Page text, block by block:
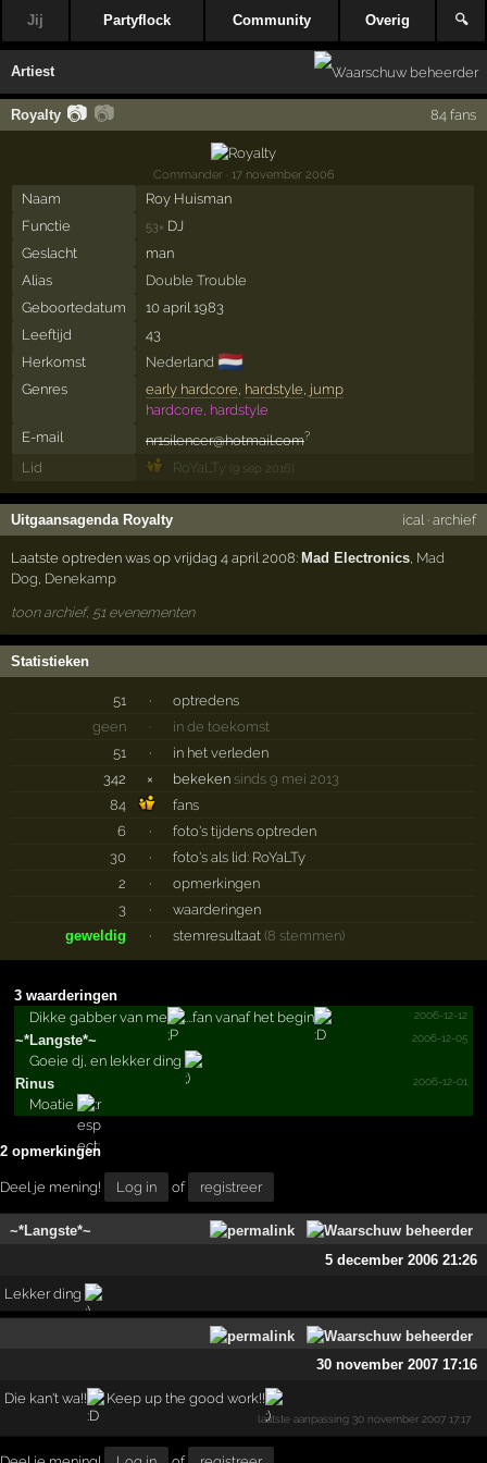
Jij Partyflock Community Overig 🔍
Artiest
Royalty 📷 📷 84 fans
Commander· 17 november 2006
Naam
Roy Huisman
Functie
53× DJ
Geslacht
man
Alias
Double Trouble
Geboortedatum
10 april 1983
Leeftijd
43
Herkomst
Nederland 🇳🇱
Genres early hardcore hardstyle jump
hardcore, hardstyle
E-mail
nr1silencer@hotmail.com?
Lid RoYaLTy (9 sep 2016)
Uitgaansagenda Royalty ical· archief
Laatste optreden was op vrijdag 4 april 2008:Mad Electronics Mad
Dog Denekamp
toon archief, 51 evenementen
Statistieken
51 ·
optredens
geen
·
in de toekomst
51
·
in het verleden
342
× bekeken sinds 9 mei 2013
84
fans
6
·
foto's tijdens optreden
30
·
foto's als lid: RoYaLTy
2
·
opmerkingen
3
·
waarderingen
geweldig
· stemresultaat (8 stemmen)
3 waarderingen
2006-12-12
Dikke gabber van me
....fan vanaf het begin
~*Langste*~
2006-12-05
Goeie dj, en lekker ding
Rinus
2006-12-01
Moatie
2 opmerkingen
Deel je mening! Log in of registreer
~*Langste*~
5 december 2006 21:26
Lekker ding
30 november 2007 17:16
Die kan't wa!! Keep up the good work!!
laatste aanpassing 30 november 2007 17:17